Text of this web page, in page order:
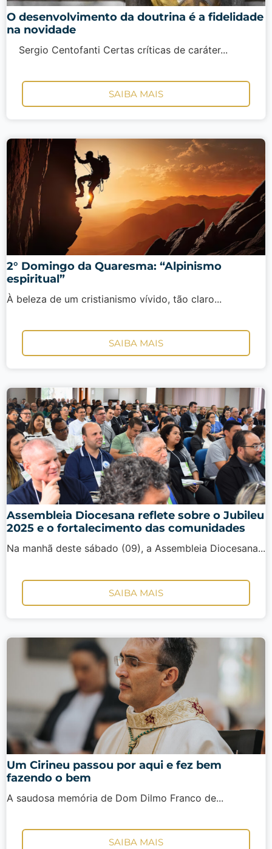
O desenvolvimento da doutrina é a fidelidade
na novidade
Sergio Centofanti Certas críticas de caráter...
SAIBA MAIS
2° Domingo da Quaresma: “Alpinismo
espiritual”
À beleza de um cristianismo vívido, tão claro...
SAIBA MAIS
Assembleia Diocesana reflete sobre o Jubileu
2025 e o fortalecimento das comunidades
Na manhã deste sábado (09), a Assembleia Diocesana...
SAIBA MAIS
Um Cirineu passou por aqui e fez bem
fazendo o bem
A saudosa memória de Dom Dilmo Franco de...
SAIBA MAIS